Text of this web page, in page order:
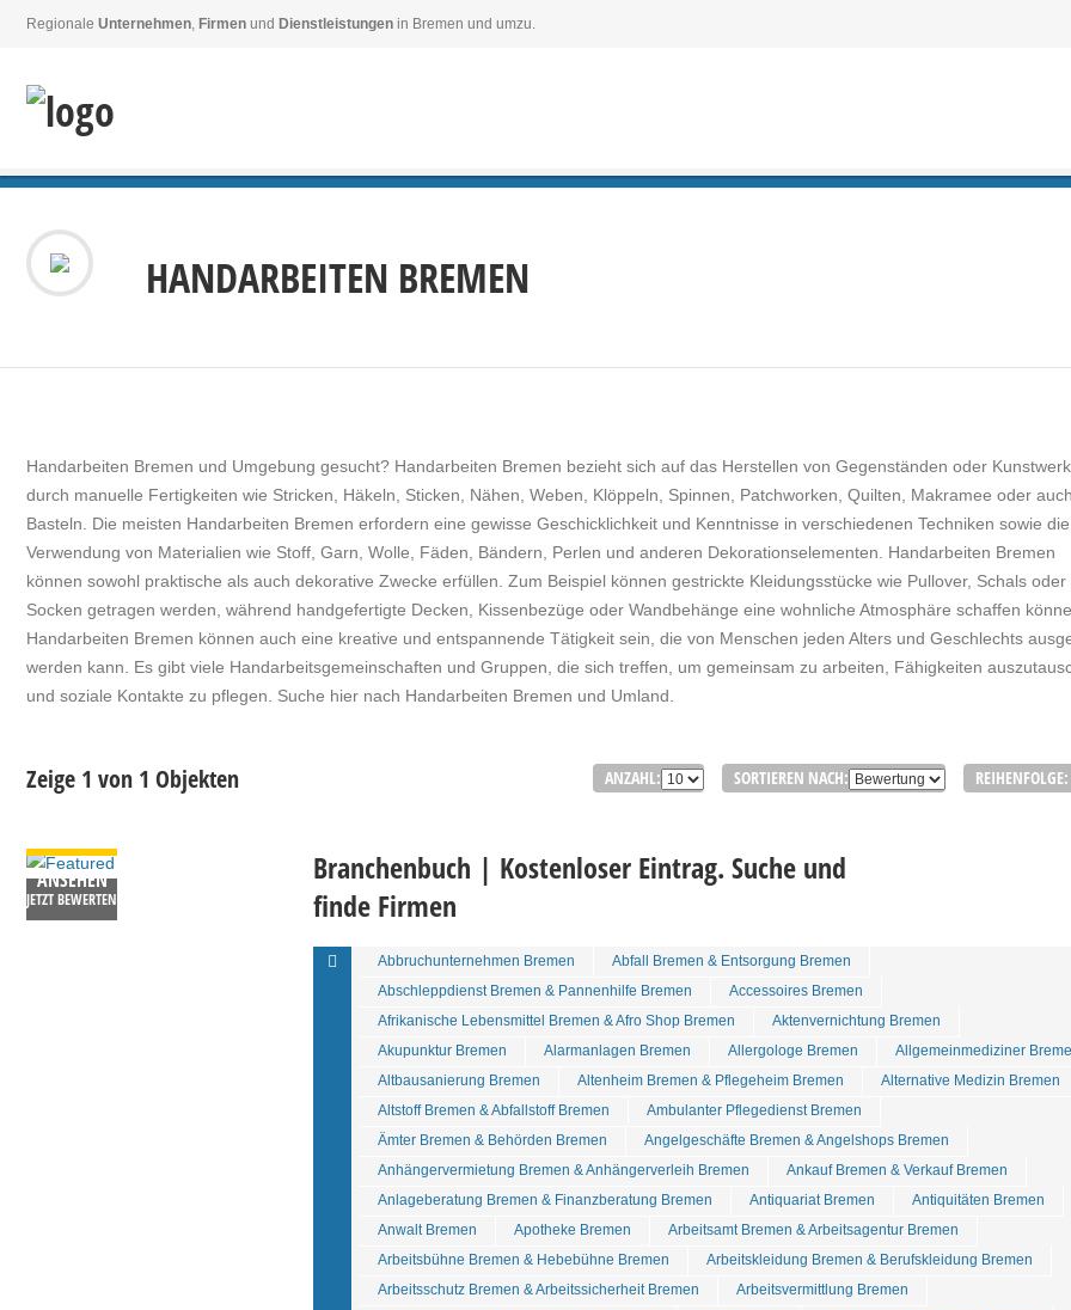
Regionale Unternehmen, Firmen und Dienstleistungen in Bremen und umzu.
HANDARBEITEN BREMEN
Handarbeiten Bremen und Umgebung gesucht? Handarbeiten Bremen bezieht sich auf das Herstellen von Gegenständen oder
durch manuelle Fertigkeiten wie Stricken, Häkeln, Sticken, Nähen, Weben, Klöppeln, Spinnen, Patchworken, Quilten, Makramee oder
Basteln. Die meisten Handarbeiten Bremen erfordern eine gewisse Geschicklichkeit und Kenntnisse in verschiedenen Techniken sowie die
Verwendung von Materialien wie Stoff, Garn, Wolle, Fäden, Bändern, Perlen und anderen Dekorationselementen. Handarbeiten Bremen
können sowohl praktische als auch dekorative Zwecke erfüllen. Zum Beispiel können gestrickte Kleidungsstücke wie Pullover, Schals oder
Socken getragen werden, während handgefertigte Decken, Kissenbezüge oder Wandbehänge eine wohnliche Atmosphäre schaffen
Handarbeiten Bremen können auch eine kreative und entspannende Tätigkeit sein, die von Menschen jeden Alters und Geschlechts
werden kann. Es gibt viele Handarbeitsgemeinschaften und Gruppen, die sich treffen, um gemeinsam zu arbeiten, Fähigkeiten
und soziale Kontakte zu pflegen. Suche hier nach Handarbeiten Bremen und Umland.
Zeige 1 von 1 Objekten ANZAHL: SORTIEREN NACH: REIHENFOLGE:
ANSEHEN
JETZT BEWERTEN
Branchenbuch | Kostenloser Eintrag. Suche und
finde Firmen
Abbruchunternehmen Bremen
Abfall Bremen & Entsorgung Bremen
Abschleppdienst Bremen & Pannenhilfe Bremen
Accessoires Bremen
Afrikanische Lebensmittel Bremen & Afro Shop Bremen
Aktenvernichtung Bremen
Akupunktur Bremen
Alarmanlagen Bremen Allergologe Bremen
Allgemeinmediziner
Altbausanierung Bremen
Altenheim Bremen & Pflegeheim Bremen
Alternative Medizin Bremen
Altstoff Bremen & Abfallstoff Bremen
Ambulanter Pflegedienst Bremen
Ämter Bremen & Behörden Bremen
Angelgeschäfte Bremen & Angelshops Bremen
Anhängervermietung Bremen & Anhängerverleih Bremen
Ankauf Bremen & Verkauf Bremen
Anlageberatung Bremen & Finanzberatung Bremen
Antiquariat Bremen
Antiquitäten Bremen
Anwalt Bremen
Apotheke Bremen
Arbeitsamt Bremen & Arbeitsagentur Bremen
Arbeitsbühne Bremen & Hebebühne Bremen
Arbeitskleidung Bremen & Berufskleidung Bremen
Arbeitsschutz Bremen & Arbeitssicherheit Bremen
Arbeitsvermittlung Bremen